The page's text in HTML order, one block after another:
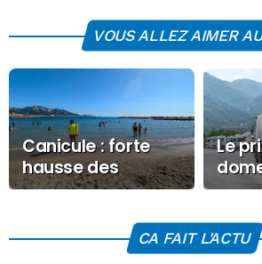
VOUS ALLEZ AIMER
Canicule : forte
hausse des
noyades en
Le
CA FAIT L'ACTU